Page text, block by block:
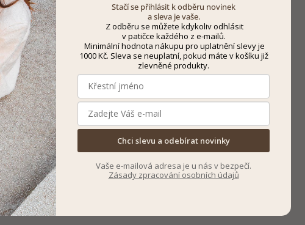
Stačí se přihlásit k odběru novinek
a sleva je vaše.
Z odběru se můžete kdykoliv odhlásit
v patičce každého z e-mailů.
Minimální hodnota nákupu pro uplatnění slevy je
1000 Kč. Sleva se neuplatní, pokud máte v košíku již
zlevněné produkty.
Chci slevu a odebírat novinky
Vaše e-mailová adresa je u nás v bezpečí.
Zásady zpracování osobních údajů